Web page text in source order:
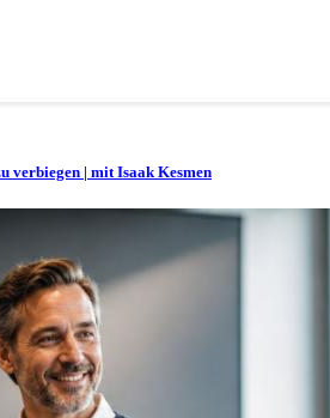
verbiegen | mit Isaak Kesmen